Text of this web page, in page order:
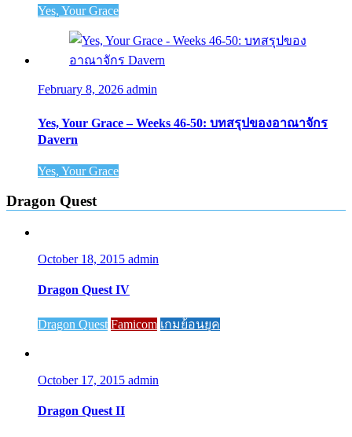
Yes, Your Grace
February 8, 2026 admin
Yes, Your Grace – Weeks 46-50: บทสรุปของอาณาจักร
Davern
Yes, Your Grace
Dragon Quest
October 18, 2015 admin
Dragon Quest IV
Dragon Quest Famicom เกมย้อนยุค
October 17, 2015 admin
Dragon Quest II